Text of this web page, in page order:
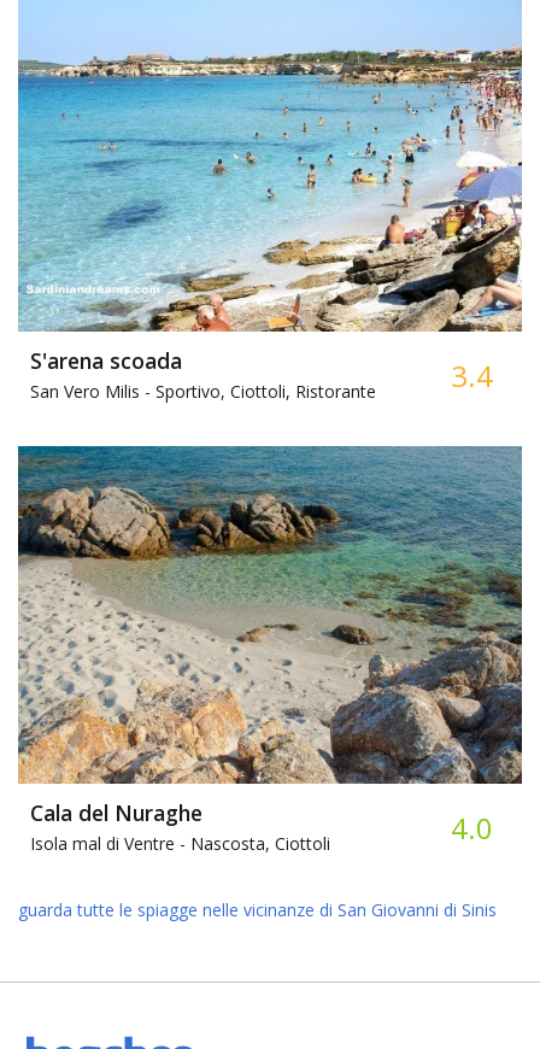
S'arena scoada
San Vero Milis - Sportivo, Ciottoli, Ristorante 3.4
Cala del Nuraghe
Isola mal di Ventre - Nascosta, Ciottoli 4.0
guarda tutte le spiagge nelle vicinanze di San Giovanni di Sinis